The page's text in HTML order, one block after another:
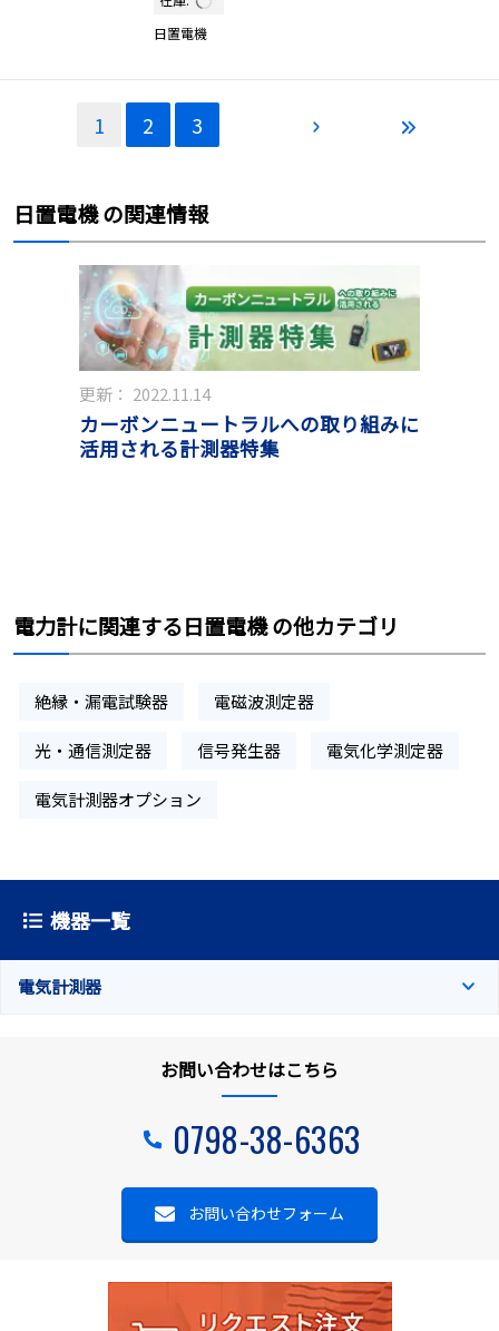
日置電機
1 2 3
日置電機 の関連情報
更新： 2022.11.14
カーボンニュートラルへの取り組みに
活用される計測器特集
電力計に関連する日置電機 の他カテゴリ
絶縁・漏電試験器 電磁波測定器
光・通信測定器 信号発生器 電気化学測定器
電気計測器オプション
機器一覧
電気計測器
お問い合わせはこちら
0798-38-6363
お問い合わせフォーム